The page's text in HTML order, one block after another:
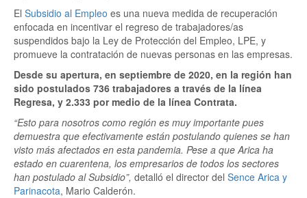
El Subsidio al Empleo es una nueva medida de recuperación
enfocada en incentivar el regreso de trabajadores/as
suspendidos bajo la Ley de Protección del Empleo, LPE, y
promueve la contratación de nuevas personas en las empresas.
Desde su apertura, en septiembre de 2020, en la región han
sido postulados 736 trabajadores a través de la línea
Regresa, y 2.333 por medio de la línea Contrata.
“Esto para nosotros como región es muy importante pues
demuestra que efectivamente están postulando quienes se han
visto más afectados en esta pandemia. Pese a que Arica ha
estado en cuarentena, los empresarios de todos los sectores
han postulado al Subsidio”, detalló el director del Sence Arica y
Parinacota, Mario Calderón.